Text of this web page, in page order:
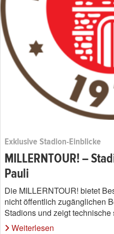
Exklusive Stadion-Einblicke
MILLERNTOUR! –
Pauli
Die MILLERNTOUR! bietet
nicht öffentlich zugänglichen
Stadions und zeigt
Weiterlesen